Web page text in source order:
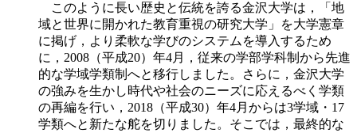
このように長い歴史と伝統を誇る金沢大学は，「地
域と世界に開かれた教育重視の研究大学」を大学憲章
に掲げ，より柔軟な学びのシステムを導入するため
に，2008（平成20）年4月，従来の学部学科制から先進
的な学域学類制へと移行しました。さらに，金沢大学
の強みを生かし時代や社会のニーズに応えるべく学類
の再編を行い，2018（平成30）年4月からは3学域・17
学類へと新たな舵を切りました。そこでは，最終的な